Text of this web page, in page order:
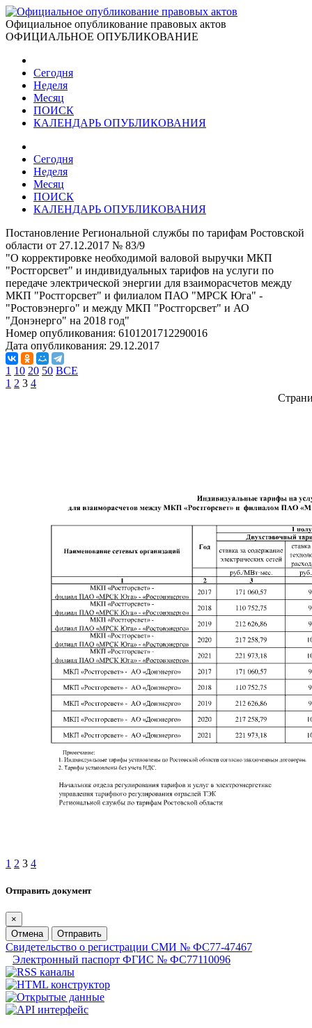
Официальное опубликование правовых актов
ОФИЦИАЛЬНОЕ ОПУБЛИКОВАНИЕ
Сегодня
Неделя
Месяц
ПОИСК
КАЛЕНДАРЬ ОПУБЛИКОВАНИЯ
Сегодня
Неделя
Месяц
ПОИСК
КАЛЕНДАРЬ ОПУБЛИКОВАНИЯ
Постановление Региональной службы по тарифам Ростовской
области от 27.12.2017 № 83/9
"О корректировке необходимой валовой выручки МКП
"Ростгорсвет" и индивидуальных тарифов на услуги по
передаче электрической энергии для взаиморасчетов между
МКП "Ростгорсвет" и филиалом ПАО "МРСК Юга" -
"Ростовэнерго" и между МКП "Ростгорсвет" и АО
"Донэнерго" на 2018 год"
Номер опубликования: 6101201712290016
Дата опубликования: 29.12.2017
1 10 20 50 ВСЕ
1 2 3 4
1 2 3 4
Отправить документ
×
Отмена
Отправить
Свидетельство о регистрации СМИ № ФС77-47467
Электронный паспорт ФГИС № ФС77110096